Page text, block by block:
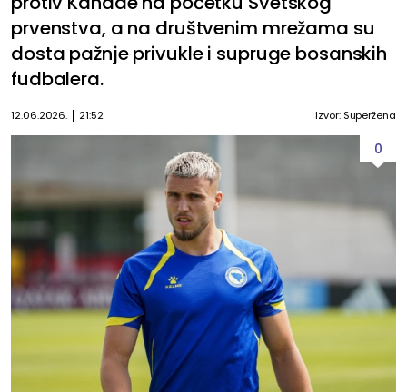
prvenstva, a na društvenim mrežama su
dosta pažnje privukle i supruge bosanskih
fudbalera.
12.06.2026. 21:52 Izvor: Superžena
0